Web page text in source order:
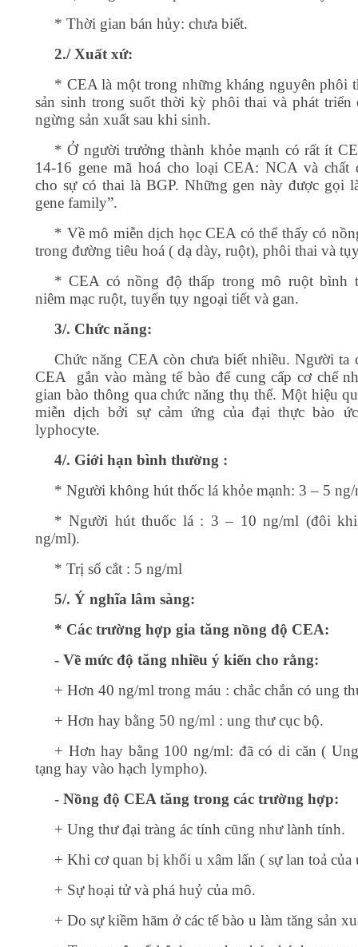
* Thời gian bán hủy: chưa biết.
2./ Xuất xứ:
* CEA là một trong những kháng nguyên phôi
sản sinh trong suốt thời kỳ phôi thai và phát triển
ngừng sản xuất sau khi sinh.
* Ở người trưởng thành khỏe mạnh có rất ít
14-16 gene mã hoá cho loại CEA: NCA và chất
cho sự có thai là BGP. Những gen này được gọi
gene family”.
* Về mô miễn dịch học CEA có thể thấy có
trong đường tiêu hoá ( dạ dày, ruột), phôi thai và
* CEA có nồng độ thấp trong mô ruột bình
niêm mạc ruột, tuyến tụy ngoại tiết và gan.
3/. Chức năng:
Chức năng CEA còn chưa biết nhiều. Người ta
CEA
gắn vào màng tế bào để cung cấp cơ chế
gian bào thông qua chức năng thụ thể. Một hiệu
miễn dịch bởi sự cảm ứng của đại thực bào
lyphocyte.
4/. Giới hạn bình thường :
* Người không hút thốc lá khỏe mạnh: 3 – 5
* Người hút thuốc lá : 3 – 10 ng/ml (đôi
ng/ml).
* Trị số cắt : 5 ng/ml
5/. Ý nghĩa lâm sàng:
* Các trường hợp gia tăng nồng độ CEA:
- Về mức độ tăng nhiều ý kiến cho rằng:
+ Hơn 40 ng/ml trong máu : chắc chắn có ung
+ Hơn hay bằng 50 ng/ml : ung thư cục bộ.
+ Hơn hay bằng 100 ng/ml: đã có di căn (
tạng hay vào hạch lympho).
- Nồng độ CEA tăng trong các trường hợp:
+ Ung thư đại tràng ác tính cũng như lành tính.
+ Khi cơ quan bị khối u xâm lấn ( sự lan toả của
+ Sự hoại tử và phá huỷ của mô.
+ Do sự kiềm hãm ở các tế bào u làm tăng sản